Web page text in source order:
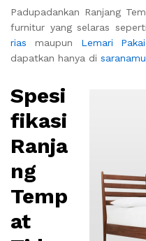
Padupadankan Ranjang
furnitur yang selaras
rias maupun Lemari
dapatkan hanya di
Spesi
fikasi
Ranja
ng
Temp
at